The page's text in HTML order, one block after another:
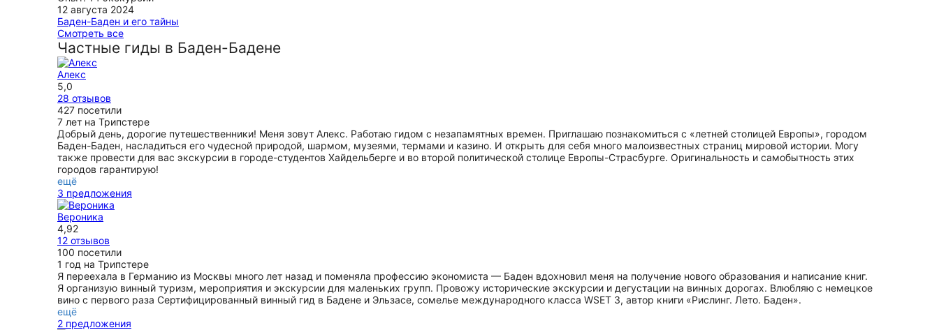
ещё
подстроен под наши просьбы и интересы. Увидели городок
совсем по другому, заглянули в уголки до которых бы сами
не добрались бы. Рекомендуем.
ещё
12 августа 2024
Баден-Баден и его тайны
Экскурсия шикарная! Алекс чудесный гид и рассказчик, за
пару часов мы прекрасно прогулялись по городу, увидели
все основные достопримечательности, а информация была
очень разообразной и интересной. Много неожиданных и
интересных фактов, и при этом все выстраивается в
логичную и красивую историю. Очень рекомендую
ещё
Смотреть все
Частные гиды в Баден-Бадене
Алекс
5,0
28 отзывов
427 посетили
7 лет на Трипстере
Добрый день, дорогие путешественники! Меня зовут Алекс. Работаю гидом с незапамятных времен. Приглашаю познакомиться с «летней столицей Европы», городом
Баден-Баден, насладиться его чудесной природой, шармом, музеями, термами и казино. И открыть для себя много малоизвестных страниц мировой истории. Могу
также провести для вас экскурсии в городе-студентов Хайдельберге и во второй политической столице Европы-Страсбурге. Оригинальность и самобытность этих
городов гарантирую!
ещё
3 предложения
Вероника
4,92
12 отзывов
100 посетили
1 год на Трипстере
Я переехала в Германию из Москвы много лет назад и поменяла профессию экономиста — Баден вдохновил меня на получение нового образования и написание книг.
Я организую винный туризм, мероприятия и экскурсии для маленьких групп. Провожу исторические экскурсии и дегустации на винных дорогах. Влюбляю с немецкое
вино с первого раза Сертифицированный винный гид в Бадене и Эльзасе, сомелье международного класса WSET 3, автор книги «Рислинг. Лето. Баден».
ещё
2 предложения